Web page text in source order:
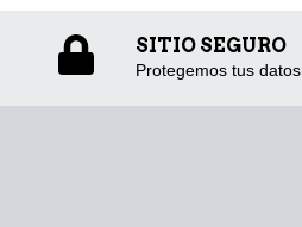
SITIO SEGURO
Protegemos tus datos